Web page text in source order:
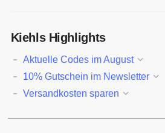
Kiehls Highlights
Aktuelle Codes im August
10% Gutschein im Newsletter
Versandkosten sparen